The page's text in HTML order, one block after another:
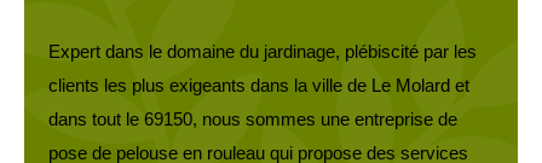
Expert dans le domaine du jardinage, plébiscité par les
clients les plus exigeants dans la ville de Le Molard et
dans tout le 69150, nous sommes une entreprise de
pose de pelouse en rouleau qui propose des services